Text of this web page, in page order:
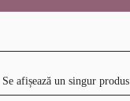
Se afișează un singur produs